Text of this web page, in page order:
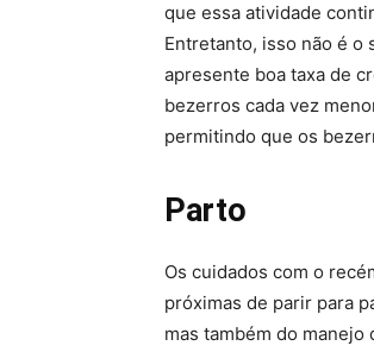
que essa atividade
Entretanto, isso não é o
apresente boa taxa de
bezerros cada vez
permitindo que os
Parto
Os cuidados com o
próximas de parir para
mas também do manejo